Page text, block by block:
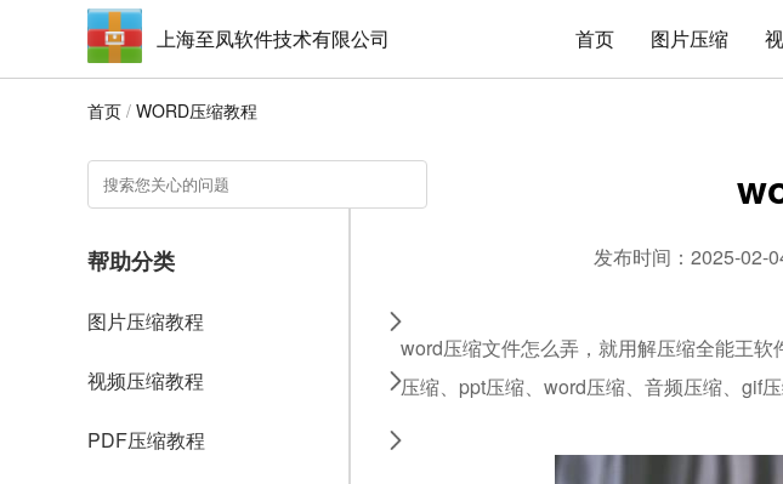
上海至凤软件技术有限公司 首页 图片压缩
首页 / WORD压缩教程
帮助分类
图片压缩教程
视频压缩教程
PDF压缩教程
发布时间：2025-02-
word压缩文件怎么弄，就用解压缩全能王
压缩、ppt压缩、word压缩、音频压缩、gif压